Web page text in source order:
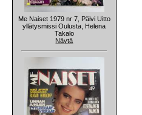
Me Naiset 1979 nr 7, Päivi Uitto
yllätysmissi Oulusta, Helena
Takalo
Näytä